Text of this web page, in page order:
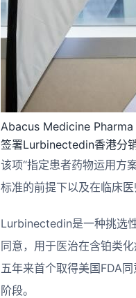
Abacus Medicine Pharma
签署Lurbinectedin香港分
该项“指定患者药物运用方
标准的前提下以及在临床
Lurbinectedin是一种挑选
同意，用于医治在含铂类
五年来首个取得美国FDA
阶段。